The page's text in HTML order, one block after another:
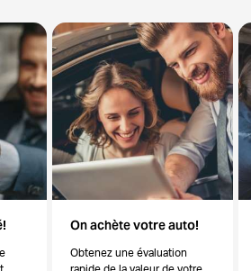
On achète votre auto!
Obtenez une évaluation